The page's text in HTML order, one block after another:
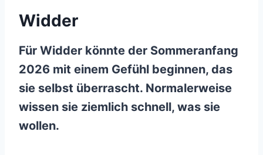
Widder
Für Widder könnte der Sommeranfang
2026 mit einem Gefühl beginnen, das
sie selbst überrascht. Normalerweise
wissen sie ziemlich schnell, was sie
wollen.